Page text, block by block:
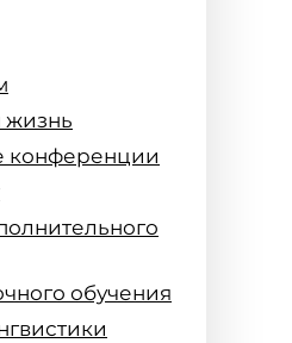
жизнь
конференции
обучения